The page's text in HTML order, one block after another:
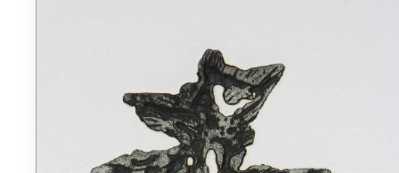
LORENZO VIANI
MOSTRE
EVENTI
PALAZZO DELLE MUSE